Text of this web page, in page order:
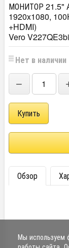
МОНИТОР 21.5"
1920x1080,
+HDMI)
Vero
Нет в наличии
−
Обзор
Мы используем